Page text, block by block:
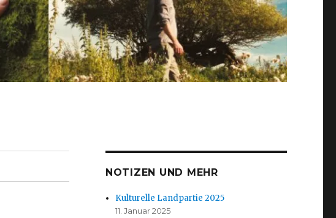
NOTIZEN UND MEHR
Kulturelle Landpartie 2025
11. Januar 2025